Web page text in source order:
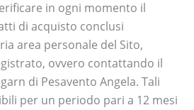
in ogni momento il
di acquisto conclusi
area personale del Sito,
ovvero contattando il
di Pesavento Angela. Tali
per un periodo pari a 12 mesi